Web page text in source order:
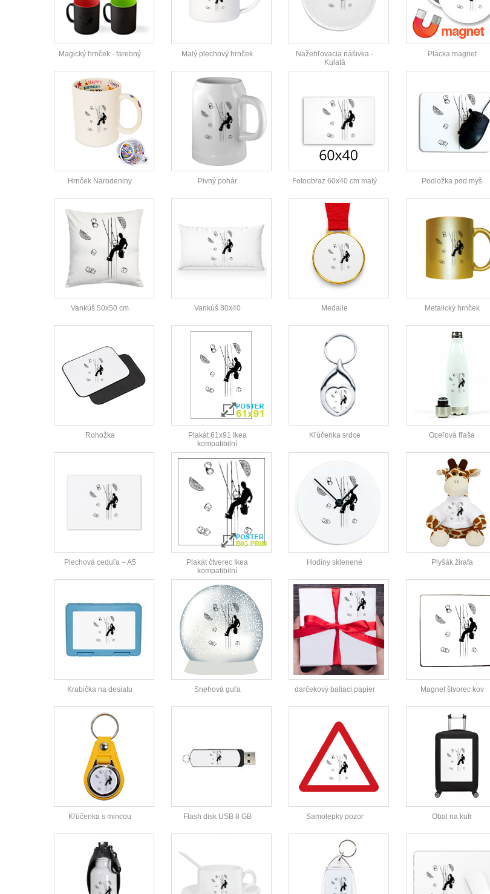
Magický hrnček - farebný Malý plechový hrnček
Nažehľovacia nášivka -
Kulatá
Placka magnet
Hrnček Narodeniny Pivný pohár Fotoobraz 60x40 cm malý Podložka pod myš
Vankúš 50x50 cm Vankúš 80x40 Medaile Metalický hrnček
Rohožka
Plakát 61x91 Ikea
kompatibilní
Kľúčenka srdce Oceľová fľaša
Plechová ceduľa – A5
Plakát čtverec Ikea
kompatibilní
Hodiny sklenené Plyšák žirafa
Krabička na desiatu Snehová guľa darčekový baliaci papier Magnet štvorec kov
Kľúčenka s mincou Flash disk USB 8 GB Samolepky pozor Obal na kufr